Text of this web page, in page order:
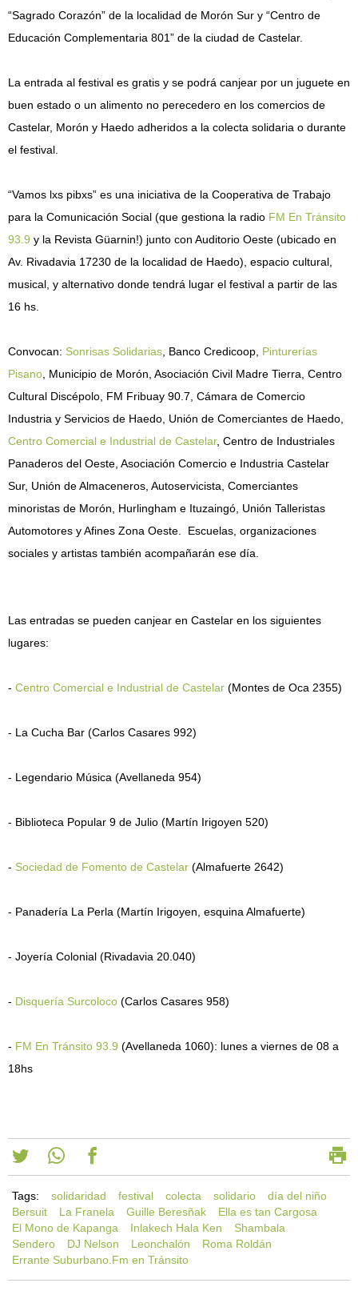
“Sagrado Corazón” de la localidad de Morón Sur y “Centro de
Educación Complementaria 801” de la ciudad de Castelar.
La entrada al festival es gratis y se podrá canjear por un juguete en
buen estado o un alimento no perecedero en los comercios de
Castelar, Morón y Haedo adheridos a la colecta solidaria o durante
el festival.
“Vamos lxs pibxs” es una iniciativa de la Cooperativa de Trabajo
para la Comunicación Social (que gestiona la radio FM En Tránsito
93.9 y la Revista Güarnin!) junto con Auditorio Oeste (ubicado en
Av. Rivadavia 17230 de la localidad de Haedo), espacio cultural,
musical, y alternativo donde tendrá lugar el festival a partir de las
16 hs.
Convocan: Sonrisas Solidarias , Banco Credicoop, Pinturerías
Pisano , Municipio de Morón, Asociación Civil Madre Tierra, Centro
Cultural Discépolo, FM Fribuay 90.7, Cámara de Comercio
Industria y Servicios de Haedo, Unión de Comerciantes de Haedo,
Centro Comercial e Industrial de Castelar, Centro de Industriales
Panaderos del Oeste, Asociación Comercio e Industria Castelar
Sur, Unión de Almaceneros, Autoservicista, Comerciantes
minoristas de Morón, Hurlingham e Ituzaingó, Unión Talleristas
Automotores y Afines Zona Oeste. Escuelas, organizaciones
sociales y artistas también acompañarán ese día.
Las entradas se pueden canjear en Castelar en los siguientes
lugares:
- Centro Comercial e Industrial de Castelar (Montes de Oca 2355)
- La Cucha Bar (Carlos Casares 992)
- Legendario Música (Avellaneda 954)
- Biblioteca Popular 9 de Julio (Martín Irigoyen 520)
- Sociedad de Fomento de Castelar (Almafuerte 2642)
- Panadería La Perla (Martín Irigoyen, esquina Almafuerte)
- Joyería Colonial (Rivadavia 20.040)
- Disquería Surcoloco (Carlos Casares 958)
- FM En Tránsito 93.9 (Avellaneda 1060): lunes a viernes de 08 a
18hs
Tags: solidaridad festival colecta solidario
día del niño
Bersuit
La Franela Guille Beresñak
Ella es tan Cargosa
El Mono de Kapanga
Inlakech Hala Ken
Shambala
Sendero
DJ Nelson Leonchalón
Roma Roldán
Errante Suburbano.Fm en Tránsito